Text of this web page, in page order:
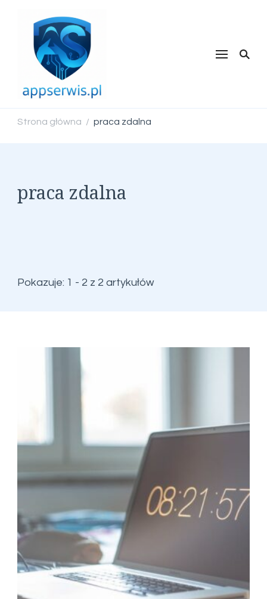
Strona główna / praca zdalna
praca zdalna
Pokazuje: 1 - 2 z 2 artykułów